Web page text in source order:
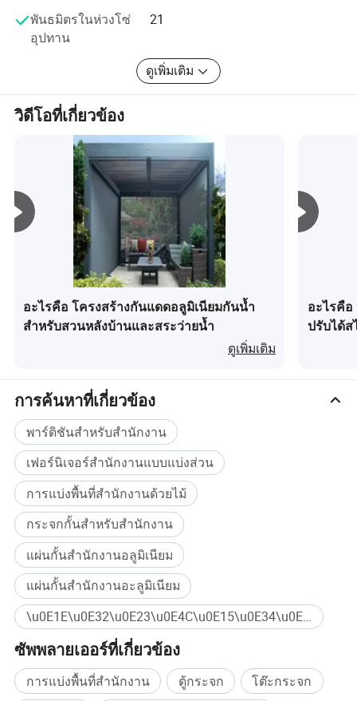
จากจุดเริ่มต้นเล็กๆเมื่อ 20 ปีขึ้นไปในฐานะที่เป็น
ผู้ประกอบกระจกและกระจกแบบเทมเปอร์
Qingdao Rocky Group Co., Ltd ได้เติบโตขึ้น
เป็นผู้ผลิตชั้นนำของจีนในด้านฉากกั้นกระจก
หน้าต่างอะลูมิเนียมประตูอะลูมิเนียมผนังกระจก
และราวบันไดกระจก
ภายใต้ประสบการณ์กว่า 20 ปีชิงเต่า Rocky
บ้านบริษัทสถาปนิกและผู้ก่อสร้างในฐานะที่เป็น
หนึ่งในผู้ผลิตชั้นนำของ Windows ประตูราว
บันไดกระจกของจีนที่มีคุณสมบัติสูงขึ้น
แม้ว่าเราจะพยายามอย่างต่อเนื่องที่จะเป็นผู้นำ
ในการออกแบบและพัฒนาผลิตภัณฑ์แต่สิ่งที่
ทำให้เราแตกต่างจากคนอื่นคือความมุ่งมั่นของ
เราที่มีต่อความต้องการและความต้องการของ
ลูกค้าแต่ละคนและของลูกค้าทุกคน
เราใส่ใจในคุณภาพของผลิตภัณฑ์และการ
พันธมิตรในห่วงโซ่
อุปทาน
21
ดูเพิ่มเติม
วิดีโอที่เกี่ยวข้อง
อะไรคือ โครงสร้างกันแดดอลูมิเนียมกันน้ำ
สำหรับสวนหลังบ้านและสระว่ายน้ำ
ดูเพิ่มเติม
อะไรคือ
ปรับได้
การค้นหาที่เกี่ยวข้อง
พาร์ติชันสำหรับสำนักงาน
เฟอร์นิเจอร์สำนักงานแบบแบ่งส่วน
การแบ่งพื้นที่สำนักงานด้วยไม้
กระจกกั้นสำหรับสำนักงาน
แผ่นกั้นสำนักงานอลูมิเนียม
แผ่นกั้นสำนักงานอะลูมิเนียม
\u0E1E\u0E32\u0E23\u0E4C\u0E15\u0E34\u0E0A\u0E31\u0E19\u0E01\u0E23\u0E30\u0E08\u0E01 ซื้อจำนวนมาก
ซัพพลายเออร์ที่เกี่ยวข้อง
การแบ่งพื้นที่สำนักงาน ตู้กระจก โต๊ะกระจก